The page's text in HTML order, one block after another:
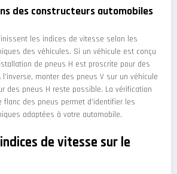
des constructeurs automobiles
les indices de vitesse selon les
des véhicules. Si un véhicule est conçu
de pneus H est proscrite pour des
monter des pneus V sur un véhicule
des pneus H reste possible. La vérification
des pneus permet d’identifier les
adaptées à votre automobile.
de vitesse sur le